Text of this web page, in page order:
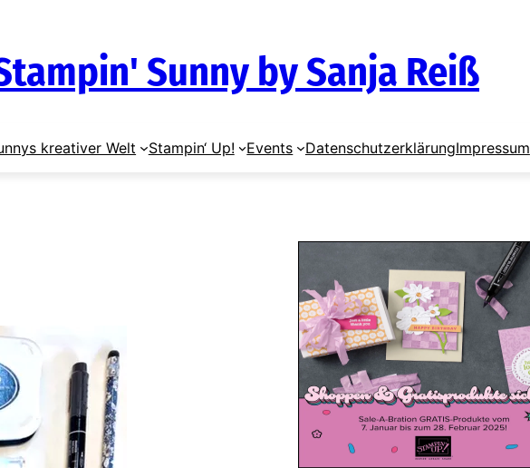
Sunny by Sanja Reiß
kreativer Welt Stampin‘ Up! Events DatenschutzerklärungImpressum